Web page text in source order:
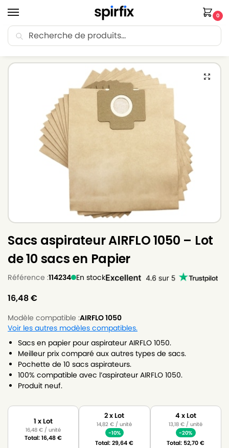
0
🚚 Livraison Point Relais offerte dès 30€ d’achat.
Sacs aspirateur AIRFLO 1050 – Lot
de 10 sacs en Papier
Référence :114234 En stock
16,48€
Modèle compatible :AIRFLO 1050
Voir les autres modèles compatibles.
Sacs en papier pour aspirateur AIRFLO 1050.
Meilleur prix comparé aux autres types de sacs.
Pochette de 10 sacs aspirateurs.
100% compatible avec l’aspirateur AIRFLO 1050.
Produit neuf.
1 x Lot
16,48€ / unité
Total:16,48€
2 x Lot
14,82€ / unité
-10%
Total:29,64€
4 x Lot
13,18€ / unité
-20%
Total: 52,70€